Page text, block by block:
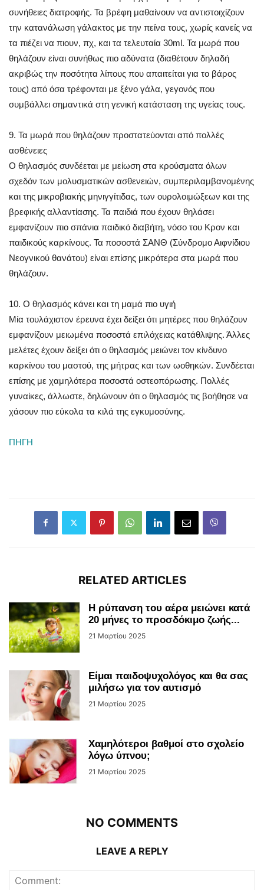
συνήθειες διατροφής. Τα βρέφη μαθαίνουν να αντιστοιχίζουν
την κατανάλωση γάλακτος με την πείνα τους, χωρίς κανείς να
τα πιέζει να πιουν, πχ, και τα τελευταία 30ml. Τα μωρά που
θηλάζουν είναι συνήθως πιο αδύνατα (διαθέτουν δηλαδή
ακριβώς την ποσότητα λίπους που απαιτείται για το βάρος
τους) από όσα τρέφονται με ξένο γάλα, γεγονός που
συμβάλλει σημαντικά στη γενική κατάσταση της υγείας τους.
9. Τα μωρά που θηλάζουν προστατεύονται από πολλές
ασθένειες
Ο θηλασμός συνδέεται με μείωση στα κρούσματα όλων
σχεδόν των μολυσματικών ασθενειών, συμπεριλαμβανομένης
και της μικροβιακής μηνιγγίτιδας, των ουρολοιμώξεων και της
βρεφικής αλλαντίασης. Τα παιδιά που έχουν θηλάσει
εμφανίζουν πιο σπάνια παιδικό διαβήτη, νόσο του Κρον και
παιδικούς καρκίνους. Τα ποσοστά ΣΑΝΘ (Σύνδρομο Αιφνίδιου
Νεογνικού θανάτου) είναι επίσης μικρότερα στα μωρά που
θηλάζουν.
10. Ο θηλασμός κάνει και τη μαμά πιο υγιή
Μία τουλάχιστον έρευνα έχει δείξει ότι μητέρες που θηλάζουν
εμφανίζουν μειωμένα ποσοστά επιλόχειας κατάθλιψης. Άλλες
μελέτες έχουν δείξει ότι ο θηλασμός μειώνει τον κίνδυνο
καρκίνου του μαστού, της μήτρας και των ωοθηκών. Συνδέεται
επίσης με χαμηλότερα ποσοστά οστεοπόρωσης. Πολλές
γυναίκες, άλλωστε, δηλώνουν ότι ο θηλασμός τις βοήθησε να
χάσουν πιο εύκολα τα κιλά της εγκυμοσύνης.
ΠΗΓΗ
RELATED ARTICLES
Η ρύπανση του αέρα μειώνει κατά
20 μήνες το προσδόκιμο ζωής...
21 Μαρτίου 2025
Είμαι παιδοψυχολόγος και θα σας
μιλήσω για τον αυτισμό
21 Μαρτίου 2025
Χαμηλότεροι βαθμοί στο σχολείο
λόγω ύπνου;
21 Μαρτίου 2025
NO COMMENTS
LEAVE A REPLY